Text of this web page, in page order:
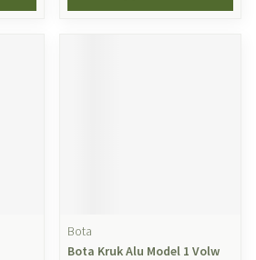
Bota
Bota Kruk Alu Model 1 Volw